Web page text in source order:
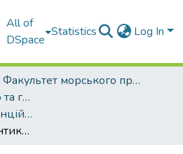
All of
DSpace
Statistics Log In
Факультет морського права (ФМП)
Кафедра морського та господарського права (М та ГП)
Матеріали конференцій (М та ГП)
Оцінка діяльності антикорупційного уповноваженого як основа ефективної антикорупційної роботи організації: на прикладі аналізу рівня професійних компетентностей уповноважених державного агентства відновлення